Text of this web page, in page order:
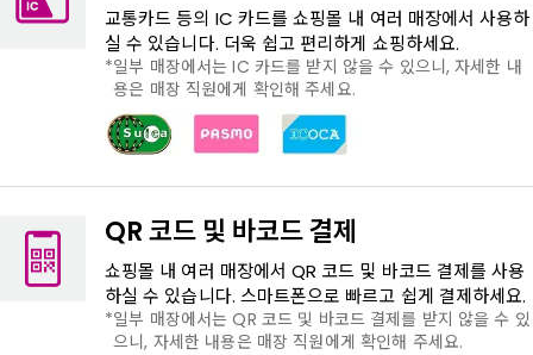
교통카드 등의 IC 카드를 쇼핑몰 내 여러 매장에서 사용하
실 수 있습니다. 더욱 쉽고 편리하게 쇼핑하세요.
일부 매장에서는 IC 카드를 받지 않을 수 있으니, 자세한 내
용은 매장 직원에게 확인해 주세요.
QR 코드 및 바코드 결제
쇼핑몰 내 여러 매장에서 QR 코드 및 바코드 결제를 사용
하실 수 있습니다. 스마트폰으로 빠르고 쉽게 결제하세요.
일부 매장에서는 QR 코드 및 바코드 결제를 받지 않을 수 있
으니, 자세한 내용은 매장 직원에게 확인해 주세요.